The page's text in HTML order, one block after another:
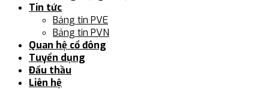
Tin tức
Bảng tin PVE
Bảng tin PVN
Quan hệ cổ đông
Tuyển dụng
Đấu thầu
Liên hệ